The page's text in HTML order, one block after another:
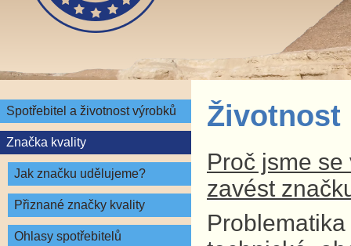
Spotřebitel a životnost výrobků
Značka kvality
Jak značku udělujeme?
Přiznané značky kvality
Ohlasy spotřebitelů
Životnost
Proč jsme
zavést